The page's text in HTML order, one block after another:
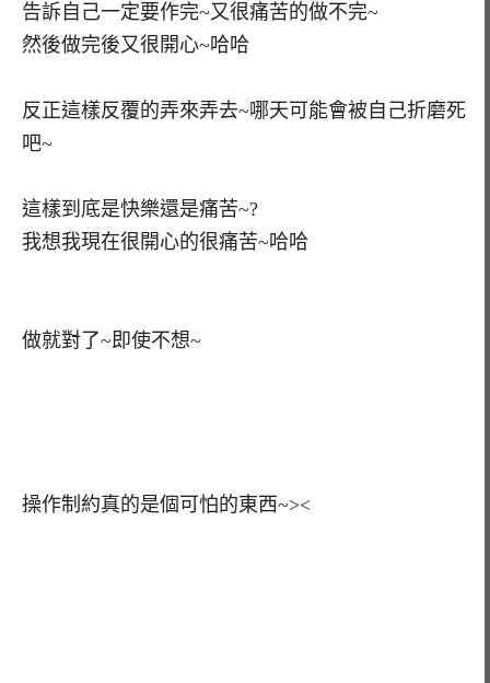
告訴自己一定要作完~又很痛苦的做不完~
然後做完後又很開心~哈哈
反正這樣反覆的弄來弄去~哪天可能會被自己折磨死
吧~
這樣到底是快樂還是痛苦~?
我想我現在很開心的很痛苦~哈哈
做就對了~即使不想~
操作制約真的是個可怕的東西~><